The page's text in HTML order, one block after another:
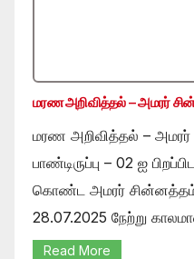
மரண அறிவித்தல் – அமரர்
மரண அறிவித்தல் – அமரர்
பாண்டிருப்பு – 02 ஐ
கொண்ட அமரர்
28.07.2025 நேற்று
Read More